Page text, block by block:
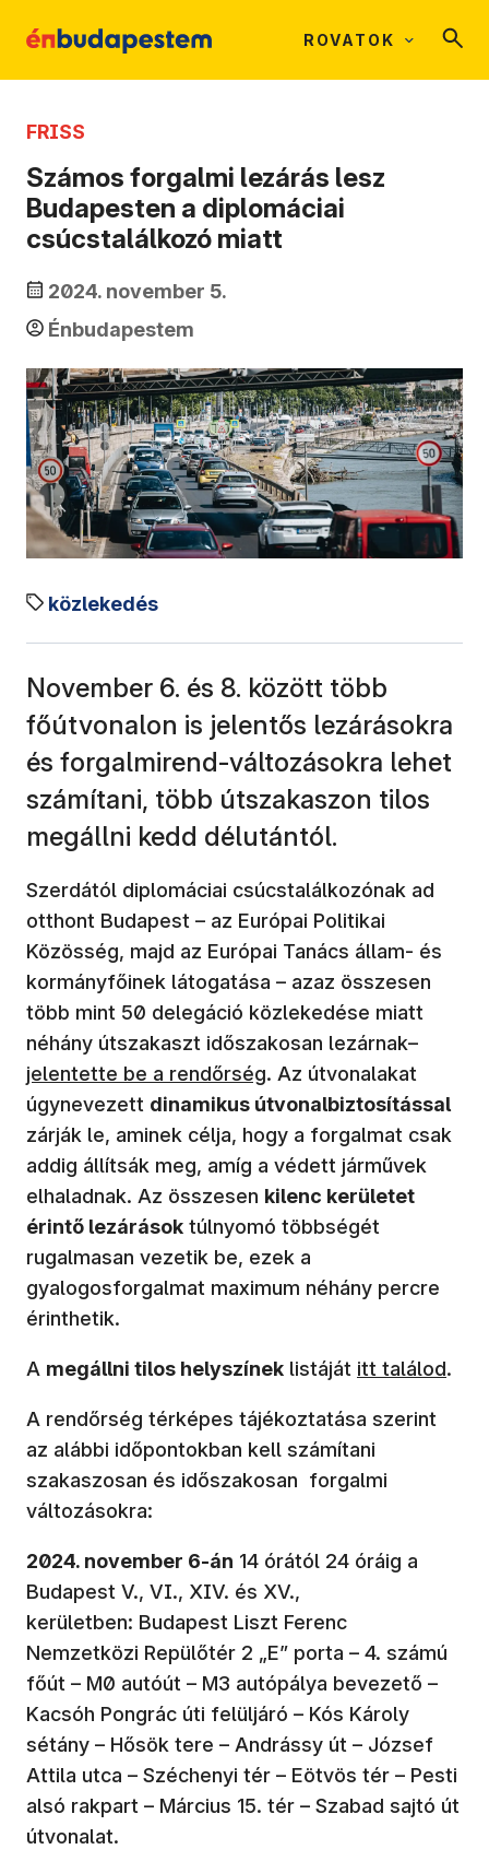
ROVATOK
FRISS
Számos forgalmi lezárás lesz
Budapesten a diplomáciai
csúcstalálkozó miatt
2024. november 5.
Énbudapestem
közlekedés
November 6. és 8. között több
főútvonalon is jelentős lezárásokra
és forgalmirend-változásokra lehet
számítani, több útszakaszon tilos
megállni kedd délutántól.
Szerdától diplomáciai csúcstalálkozónak ad
otthont Budapest – az Európai Politikai
Közösség, majd az Európai Tanács állam- és
kormányfőinek látogatása – azaz összesen
több mint 50 delegáció közlekedése miatt
néhány útszakaszt időszakosan lezárnak–
jelentette be a rendőrség. Az útvonalakat
úgynevezett dinamikus útvonalbiztosítással
zárják le, aminek célja, hogy a forgalmat csak
addig állítsák meg, amíg a védett járművek
elhaladnak. Az összesen kilenc kerületet
érintő lezárások túlnyomó többségét
rugalmasan vezetik be, ezek a
gyalogosforgalmat maximum néhány percre
érinthetik.
A megállni tilos helyszínek listáját itt találod.
A rendőrség térképes tájékoztatása szerint
az alábbi időpontokban kell számítani
szakaszosan és időszakosan forgalmi
változásokra:
2024. november 6-án 14 órától 24 óráig a
Budapest V., VI., XIV. és XV.,
kerületben: Budapest Liszt Ferenc
Nemzetközi Repülőtér 2 „E” porta – 4. számú
főút – M0 autóút – M3 autópálya bevezető –
Kacsóh Pongrác úti felüljáró – Kós Károly
sétány – Hősök tere – Andrássy út – József
Attila utca – Széchenyi tér – Eötvös tér – Pesti
alsó rakpart – Március 15. tér – Szabad sajtó út
útvonalat.